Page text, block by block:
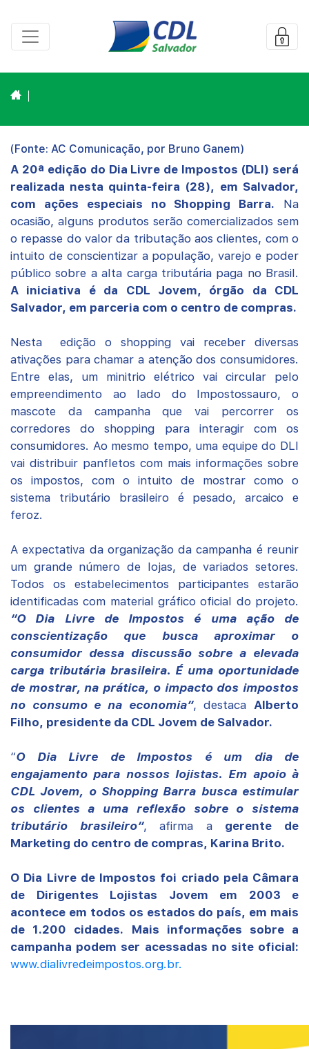
(Fonte: AC Comunicação, por Bruno Ganem)
A 20ª edição do Dia Livre de Impostos (DLI) será
realizada nesta quinta-feira (28), em Salvador,
com ações especiais no Shopping Barra. Na
ocasião, alguns produtos serão comercializados sem
o repasse do valor da tributação aos clientes, com o
intuito de conscientizar a população, varejo e poder
público sobre a alta carga tributária paga no Brasil.
A iniciativa é da CDL Jovem, órgão da CDL
Salvador, em parceria com o centro de compras.
Nesta edição o shopping vai receber diversas
ativações para chamar a atenção dos consumidores.
Entre elas, um minitrio elétrico vai circular pelo
empreendimento ao lado do Impostossauro, o
mascote da campanha que vai percorrer os
corredores do shopping para interagir com os
consumidores. Ao mesmo tempo, uma equipe do DLI
vai distribuir panfletos com mais informações sobre
os impostos, com o intuito de mostrar como o
sistema tributário brasileiro é pesado, arcaico e
feroz.
A expectativa da organização da campanha é reunir
um grande número de lojas, de variados setores.
Todos os estabelecimentos participantes estarão
identificadas com material gráfico oficial do projeto.
“O Dia Livre de Impostos é uma ação de
conscientização que busca aproximar o
consumidor dessa discussão sobre a elevada
carga tributária brasileira. É uma oportunidade
de mostrar, na prática, o impacto dos impostos
no consumo e na economia”, destacaAlberto
Filho, presidente da CDL Jovem de Salvador.
“O Dia Livre de Impostos é um dia de
engajamento para nossos lojistas. Em apoio à
CDL Jovem, o Shopping Barra busca estimular
os clientes a uma reflexão sobre o sistema
tributário brasileiro”, afirma a gerente de
Marketing do centro de compras, Karina Brito.
O Dia Livre de Impostos foi criado pela Câmara
de Dirigentes Lojistas Jovem em 2003 e
acontece em todos os estados do país, em mais
de 1.200 cidades. Mais informações sobre a
campanha podem ser acessadas no site oficial:
www.dialivredeimpostos.org.br.